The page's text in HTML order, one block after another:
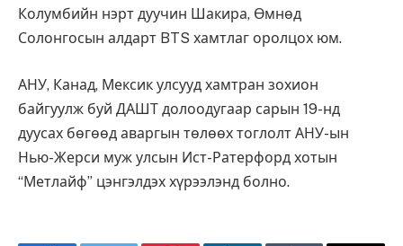
Колумбийн нэрт дуучин Шакира, Өмнөд
Солонгосын алдарт BTS хамтлаг оролцох юм.
АНУ, Канад, Мексик улсууд хамтран зохион
байгуулж буй ДАШТ долоодугаар сарын 19-нд
дуусах бөгөөд аваргын төлөөх тоглолт АНУ-ын
Нью-Жерси муж улсын Ист-Ратерфорд хотын
“Метлайф” цэнгэлдэх хүрээлэнд болно.